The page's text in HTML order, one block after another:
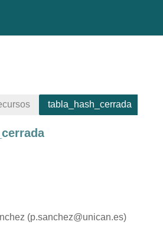
tabla_hash_cerrada
(p.sanchez@unican.es)